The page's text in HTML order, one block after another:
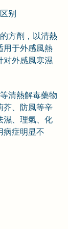
别
方劑，以清熱
用于外感風熱
对外感風寒濕
清熱解毒藥物
芥、防風等辛
濕、理氣、化
病症明显不